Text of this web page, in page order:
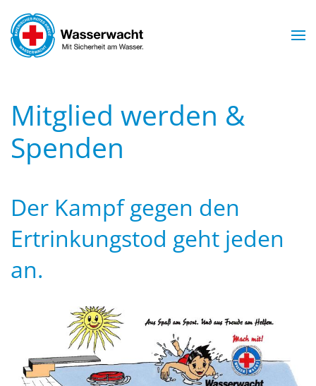
Skip to main content
Mitglied werden &
Spenden
Der Kampf gegen den
Ertrinkungstod geht jeden
an.